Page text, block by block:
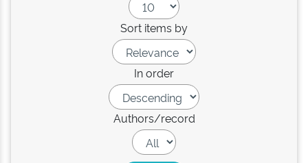
Sort items by
In order
Authors/record